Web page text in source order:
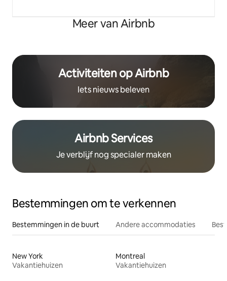
Meer van Airbnb
Activiteiten op Airbnb
Iets nieuws beleven
Airbnb Services
Je verblijf nog specialer maken
Bestemmingen om te verkennen
Bestemmingen in de buurt Andere accommodaties
New York
Vakantiehuizen
Montreal
Vakantiehuizen